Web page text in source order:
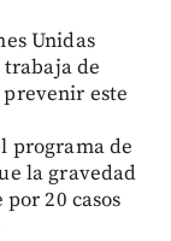
Unidas
de
este
programa de
la gravedad
20 casos